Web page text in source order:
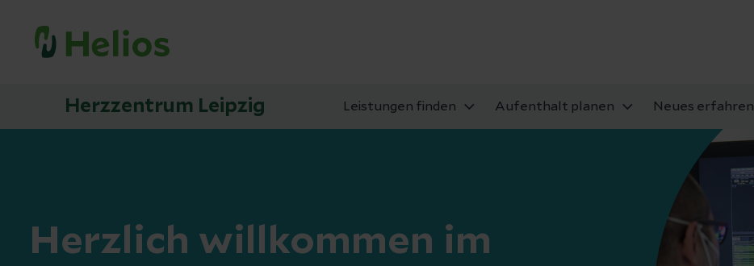
Herzzentrum Leipzig Leistungen finden Aufenthalt planen Neues erfahren
Herzlich willkommen im